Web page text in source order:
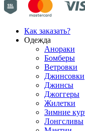
Как заказать?
Одежда
Анораки
Бомберы
Ветровки
Джинсовки
Джинсы
Джоггеры
Жилетки
Зимние
Лонгсливы